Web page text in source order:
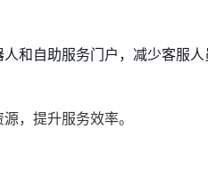
和自助服务门户，减少客服
，提升服务效率。